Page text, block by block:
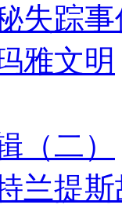
失踪事
雅文明
（二）
兰提